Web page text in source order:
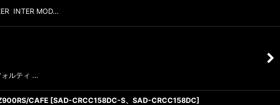
INTER MOD…
ォルティ …
CAFE [SAD-CRCC158DC-S、SAD-CRCC158DC]